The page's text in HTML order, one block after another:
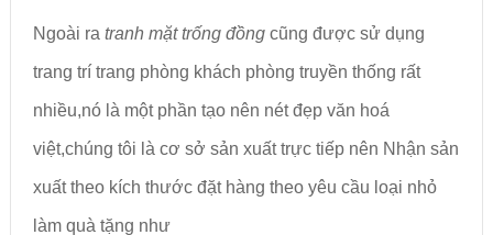
Ngoài ra tranh mặt trống đồngcũng được sử dụng
trang trí trang phòng khách phòng truyền thống rất
nhiều,nó là một phần tạo nên nét đẹp văn hoá
việt,chúng tôi là cơ sở sản xuất trực tiếp nên Nhận sản
xuất theo kích thước đặt hàng theo yêu cầu loại nhỏ
làm quà tặng như